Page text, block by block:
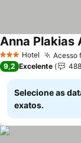
3 EstrelasHotel Acesso
Anna Plakias
9,2 Excelente 488
Selecione as
exatos.